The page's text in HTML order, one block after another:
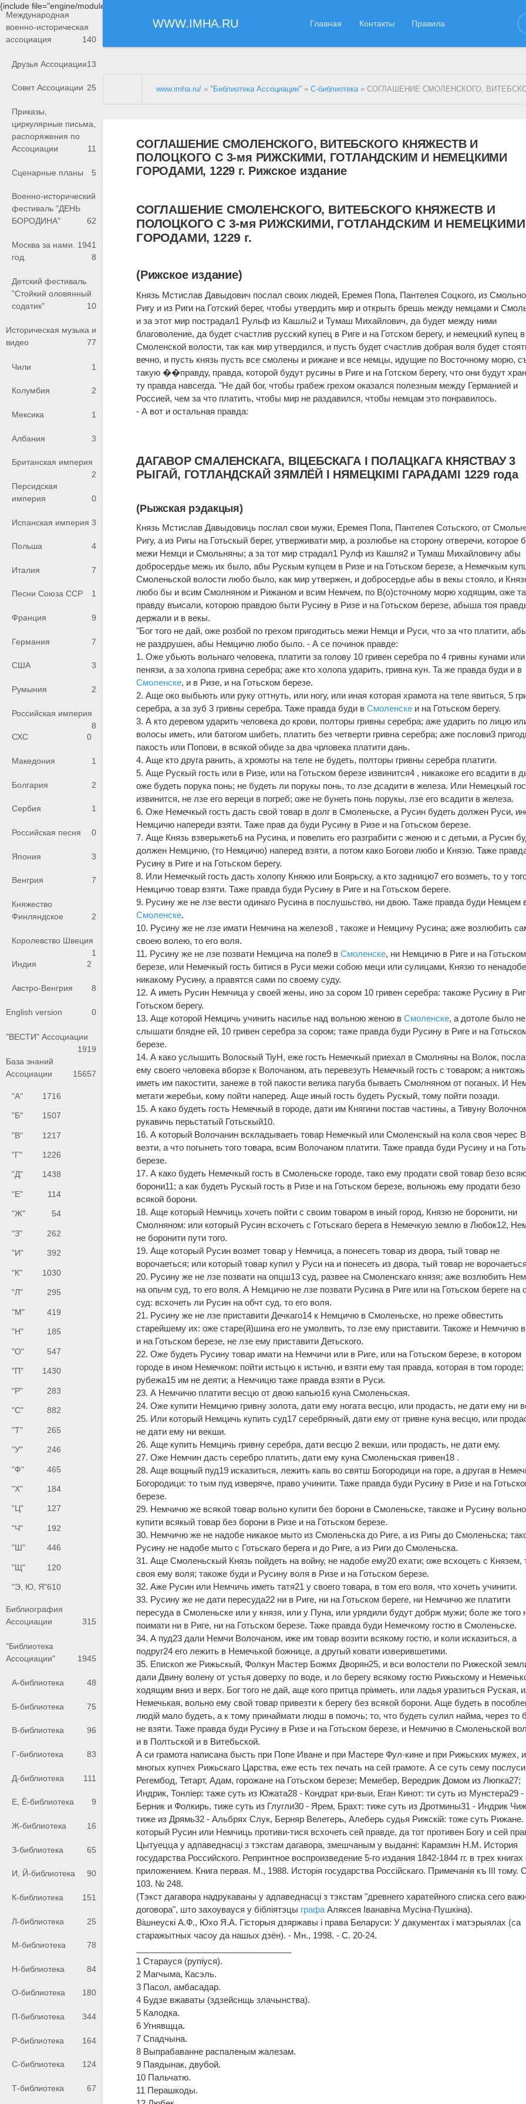
{include file="engine/modules/saperu/head.php"}
WWW.IMHA.RU Главная Контакты Правила
Международная
военно-историческая
ассоциация
140
Друзья Ассоциации13
Совет Ассоциации 25
Приказы,
циркулярные письма,
распоряжения по
Ассоциации
11
Сценарные планы 5
Военно-исторический
фестиваль "ДЕНЬ
БОРОДИНА"
62
Москва за нами. 1941
год.
8
Детский фестиваль
"Стойкий оловянный
содатик"
10
Историческая музыка и
видео
77
Чили 1
Колумбия 2
Мексика 1
Албания 3
Британская империя
2
Персидская
империя
0
Испанская империя 3
Польша 4
Италия 7
Песни Союза ССР 1
Франция 9
Германия 7
США 3
Румыния 2
Российская империя
8
СХС
0
Македония 1
Болгария 2
Сербия 1
Российская песня 0
Япония 3
Венгрия 7
Княжество
Финляндское
2
Королевство Швеция
1
Индия
2
Австро-Венгрия 8
English version 0
"ВЕСТИ" Ассоциации
1919
База знаний
Ассоциации
15657
"А" 1716
"Б" 1507
"В" 1217
"Г" 1226
"Д" 1438
"Е" 114
"Ж" 54
"З" 262
"И" 392
"К" 1030
"Л" 295
"М" 419
"Н" 185
"О" 547
"П" 1430
"Р" 283
"С" 882
"Т" 265
"У" 246
"Ф" 465
"Х" 184
"Ц" 127
"Ч" 192
"Ш" 446
"Щ" 120
"Э, Ю, Я"610
Библиография
Ассоциации
315
"Библиотека
Ассоциации"
1945
А-библиотека 48
Б-библиотека 75
В-библиотека 96
Г-библиотека 83
Д-библиотека 111
Е, Ё-библиотека 9
Ж-библиотека 16
З-библиотека 65
И, Й-библиотека 90
К-библиотека 151
Л-библиотека 25
М-библиотека 78
Н-библиотека 84
О-библиотека 180
П-библиотека 344
Р-библиотека 164
С-библиотека 124
Т-библиотека 67
www.imha.ru/ »"Библиотека Ассоциации" »С-библиотека» СОГЛАШЕНИЕ СМОЛЕНСКОГО, ВИТЕБСКОГО КНЯЖЕСТВ И ПОЛОЦКОГО С 3-мя РИЖСКИМИ, ГОТЛАНДСКИМ И НЕМЕЦКИМИ ГОРОДАМИ,
СОГЛАШЕНИЕ СМОЛЕНСКОГО, ВИТЕБСКОГО КНЯЖЕСТВ И
ПОЛОЦКОГО С 3-мя РИЖСКИМИ, ГОТЛАНДСКИМ И НЕМЕЦКИМИ
ГОРОДАМИ, 1229 г. Рижское издание
СОГЛАШЕНИЕ СМОЛЕНСКОГО, ВИТЕБСКОГО КНЯЖЕСТВ И
ПОЛОЦКОГО С 3-мя РИЖСКИМИ, ГОТЛАНДСКИМ И НЕМЕЦКИМИ
ГОРОДАМИ, 1229 г.
(Рижское издание)
Князь Мстислав Давыдович послал своих людей, Еремея Попа, Пантелея Соцкого, из
Ригу и из Риги на Готский берег, чтобы утвердить мир и открыть брешь между немцами и
и за этот мир пострадал1 Рульф из Кашлы2 и Тумаш Михайлович, да будет между ними
благоволение, да будет счастлив русский купец в Риге и на Готском берегу, и немецкий купец в
Смоленской волости, так как мир утвердился, и пусть будет счастлив добрая воля будет
вечно, и пусть князь пусть все смолены и рижане и все немцы, идущие по Восточному морю,
такую ��правду, правда, которой будут русины в Риге и на Готском берегу, что они будут
ту правда навсегда. "Не дай бог, чтобы грабеж грехом оказался полезным между Германией и
Россией, чем за что платить, чтобы мир не раздавился, чтобы немцам это понравилось.
- А вот и остальная правда:
ДАГАВОР СМАЛЕНСКАГА, ВIЦЕБСКАГА I ПОЛАЦКАГА КНЯСТВАУ 3
РЫГАЙ, ГОТЛАНДСКАЙ ЗЯМЛЁЙ I НЯМЕЦКIМI ГАРАДАМI 1229 года
(Рыжская рэдакцыя)
Князь Мстислав Давыдовиць послал свои мужи, Еремея Попа, Пантелея Сотьского, от
Ригу, а из Ригы на Готьскый берег, утверживати мир, а розлюбье на сторону отверечи, которое
межи Немци и Смольняны; а за тот мир страдал1 Рулф из Кашля2 и Тумаш Михайловичу абы
добросердье межь их было, абы Рускым купцем в Ризе и на Готьском березе, а Немечкым
Смоленьской волости любо было, как мир утвержен, и добросердье абы в векы стояло, и
любо бы и всим Смолняном и Рижаном и всим Немчем, по В(о)сточному морю ходящим, оже
правду въисали, которою правдою быти Русину в Ризе и на Готьском березе, абыша тоя
держали и в векы.
"Бог того не дай, оже розбой по грехом пригодитьсь межи Немци и Руси, что за что платити,
не раздрушен, абы Немцичю любо было. - А се починок правде:
1. Оже убьють вольнаго человека, платити за голову 10 гривен серебра по 4 гривны кунами или
пенязи, а за холопа гривна серебра; аже кто холопа ударить, гривна кун. Та же правда буди и в
Смоленске, и в Ризе, и на Готьском березе.
2. Аще око выбьють или руку оттнуть, или ногу, или иная которая храмота на теле явиться, 5
серебра, а за зуб 3 гривны серебра. Таже правда буди вСмоленске и на Готьском берегу.
3. А кто деревом ударить человека до крови, полторы гривны серебра; аже ударить по лицю
волосы иметь, или батогом шибеть, платить без четверти гривна серебра; аже послови3
пакость или Попови, в всякой обиде за два чрловека платити дань.
4. Аще кто друга ранить, а хромоты на теле не будеть, полторы гривны серебра платити.
5. Аще Рускый гость или в Ризе, или на Готьском березе извинится4 , никакоже его всадити в
оже будеть порука понь; не будеть ли порукы понь, то лзе дсадити в железа. Или Немецкый
извинится, не лзе его вереци в погреб; оже не бунеть понь порукы, лзе его всадити в железа.
6. Оже Немечкый гость дасть свой товар в долг в Смоленьске, а Русин будеть должен Руси,
Немцичю напереди взяти. Таже прав да буди Русину в Ризе и на Готьском березе.
7. Аще Князь взверьжеть6 на Русина, и повелить его разграбити с женою и с детьми, а Русин
должен Немцичю, (то Немцичю) наперед взяти, а потом како Богови любо и Князю. Таже
Русину в Риге и на Готьском берегу.
8. Или Немечкый гость дасть холопу Княжю или Боярьску, а кто задницю7 его возметь, то у
Немцичю товар взяти. Таже правда буди Русину в Риге и на Готьском береге.
9. Русину же не лзе вести одинаго Русина в послушьство, ни двою. Таже правда буди Немцем
Смоленске.
10. Русину же не лзе имати Немчина на железо8 , такоже и Немцичу Русина; аже возлюбить
своею волею, то его воля.
11. Русину же не лзе позвати Немцича на поле9 вСмоленске, ни Немцичю в Риге и на Готьском
березе, или Немечкый гость битися в Руси межи собою меци или сулицами, Князю то
никакому Русину, а правятся сами по своему суду.
12. А иметь Русин Немчица у своей жены, ино за сором 10 гривен серебра: такоже Русину в
Готьском берегу.
13. Аще которой Немцичь учинить насилье над вольною женою вСмоленске, а дотоле было не
слышати блядне ей, 10 гривен серебра за сором; таже правда буди Русину в Риге и на
березе.
14. А како услышить Волоскый TiyH, еже гость Немечкый приехал в Смолняны на Волок,
ему своего человека вборзе к Волочаном, ать перевезуть Немечкый гость с товаром; а никтожь
иметь им пакостити, занеже в той пакости велика пагуба бываеть Смолняном от поганых. И
метати жеребьи, кому пойти наперед. Аще иный гость будеть Рускый, тому пойти позади.
15. А како будеть гость Немечкый в городе, дати им Княгини постав частины, а Тивуну
рукавичь перьстатый Готьскый10.
16. А который Волочанин вскладываеть товар Немечкый или Смоленскый на кола своя черес
везти, а что погынеть того товара, всим Волочаном платити. Таже правда буди Русину и на
березе.
17. А како будеть Немечкый гость в Смоленьске городе, тако ему продати свой товар безо
борони11; а как будеть Рускый гость в Ризе и на Готьском березе, вольножь ему продати безо
всякой борони.
18. Аще который Немчиць хочеть пойти с своим товаром в иный город, Князю не боронити, ни
Смолняном: или который Русин всхочеть с Готьскаго берега в Немечкую землю в Любок12,
не боронити пути того.
19. Аще который Русин возмет товар у Немчица, а понесеть товар из двора, тый товар не
ворочаеться; или который товар купил у Руси на и понесеть из двора, тый товар не
20. Русину же не лзе позвати на опцш13 суд, развее на Смоленскаго князя; аже возлюбить
на опьчм суд, то его воля. А Немцичю не лзе позвати Русина в Риге или на Готьском береге на
суд: всхочеть ли Русин на обчт суд, то его воля.
21. Русину же не лзе приставити Дечкаго14 к Немцичю в Смоленьске, но преже обвестить
старейшему их: оже старе(й)шина его не умолвить, то лзе ему приставити. Такоже и Немчичю
и на Готьском березе, не лзе ему приставити Детьского.
22. Оже будеть Русину товар имати на Немчичи или в Риге, или на Готьском березе, в котором
городе в ином Немечком: пойти истьцю к истьчю, и взяти ему тая правда, которая в том городе;
рубежа15 им не деяти; а Немчицю таже правда взяти в Руси.
23. А Немчичю платити весцю от двою капью16 куна Смоленьская.
24. Оже купити Немцичю гривну золота, дати ему ногата весцю, или продасть, не дати ему ни
25. Или который Немцичь купить суд17 серебряный, дати ему от гривне куна весцю, или
не дати ему ни векши.
26. Аще купить Немцичь гривну серебра, дати весцю 2 векши, или продасть, не дати ему.
27. Оже Немчин дасть серебро платить, дати ему куна Смоленьская гривен18 .
28. Аще вощный пуд19 исказиться, лежить капь во святш Богородици на горе, а другая в
Богородици: то тым пуд изверяче, право учинити. Таже правда буди Русину в Ризе и на
березе.
29. Немчичю же всякой товар вольно купити без борони в Смоленьске, такоже и Русину вольно
купити всякый товар без борони в Ризе и на Готьском березе.
30. Немчичю же не надобе никакое мыто из Смоленьска до Риге, а из Ригы до Смоленьска;
Русину не надобе мыто с Готьскаго берега и до Риге, а из Риги до Смоленьска.
31. Аще Смоленьскый Князь пойдеть на войну, не надобе ему20 ехати; оже всхоцеть с Князем,
своя ему воля; такоже буди и Русину воля в Ризе и на Готьском березе.
32. Аже Русин или Немчичь иметь татя21 у своего товара, в том его воля, что хочеть учинити.
33. Русину же не дати пересуда22 ни в Риге, ни на Готьском береге, ни Немчичю же платити
пересуда в Смоленьске или у князя, или у Пуна, или урядили будут добрж мужи; боле же того
поимати ни в Риге, ни на Готьском березе. Таже правда буди Немечкому гостю в Смоленьске.
34. А пуд23 дали Немчи Волочаном, иже им товар возити всякому гостю, и коли исказиться, а
подруг24 его лежить в Немечькой божнице, а другый ковати изверившетими.
35. Епископ же Рижьскый, Фолкун Мастер Божмх Дворян25, и вси волостели по Рижеской
дали Двину волену от устья доверху по воде, и ло берегу всякому гостю Рижьскому и
ходящим вниз и верх. Бог того не дай, аще кого притца прiиметь, или ладья уразиться Руская,
Немечькая, вольно ему свой товар привезти к берегу без всякой борони. Аще будеть в
людiй мало будеть, а к тому принаймати людш в помочь; то, что будеть сулил найма, через то
не взяти. Таже правда буди Русину в Ризе и на Готьском березе, и Немчичю в Смоленьской
и в Полтьской и в Витебьской.
А си грамота написана бысть при Попе Иване и при Мастере Фул-кине и при Рижьских мужех,
многых купчех Рижьскаго Царства, еже есть тех печать на сей грамоте. А се суть сему
Регембод, Тетарт, Адам, горожане на Готьском березе; Мемебер, Вередрик Домом из Люпка27;
Индрик, Тонлiер: таже суть из Южата28 - Кондрат кри-выи, Еган Кинот: ти суть из Мунстера29 -
Берник и Фолкирь, тиже суть из Глугли30 - Ярем, Брахт: тиже суть из Дротмины31 - Индрик
тиже из Дрямь32 - Альбрях Слук, Берняр Велетерь, Алеберь судья Рижскiй: тоже суть
который Русин или Немчиць противи-тися всхочеть сей правде, да тот противен Богу и сей
Цытуецца у адпаведнасцi з тэкстам дагавора, змешчаным у выданнi: Карамзин Н.М. История
государства Российского. Репринтное воспроизведение 5-го издания 1842-1844 гг. в трех книгах
приложением. Книга первая. М., 1988. Исторiя государства Росciйскаго. Примечанiя къ III тому.
103. № 248.
(Тэкст дагавора надрукаваны у адпаведнасцi з тэкстам "древнего харатейного списка сего
договора", што захоувауся у бiблiятэцы графа Аляксея Iванавiча Мусiна-Пушкiна).
Вiшнеускi А.Ф., Юхо Я.А. Гiсторыя дзяржавы i права Беларуси: У дакументах i матэрыялах (са
старажытных часоу да нашых дзён). - Мн., 1998. - С. 20-24.
1 Старауся (рупiуся).
2 Магчыма, Касэль.
3 Пасол, амбасадар.
4 Будзе вжаваты (здзейснщь злачынства).
5 Калодка.
6 Угнявщца.
7 Спадчына.
8 Выпрабаванне распаленым жалезам.
9 Паядынак, двубой.
10 Пальчатю.
11 Перашкоды.